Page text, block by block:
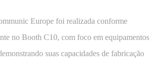
Europe foi realizada conforme
no Booth C10, com foco em equipamentos
suas capacidades de fabricação